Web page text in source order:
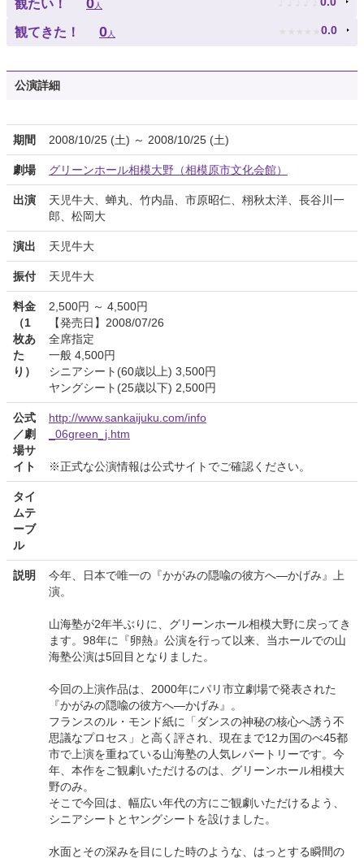
観たい！ 0人
観てきた！ 0人 ★ ★ ★ ★ ★ 0.0
公演詳細
期間 2008/10/25 (土) ～ 2008/10/25 (土)
劇場 グリーンホール相模大野（相模原市文化会館）
出演
天児牛大、蝉丸、竹内晶、市原昭仁、栩秋太洋、長谷川一
郎、松岡大
演出 天児牛大
振付 天児牛大
料金
（1
枚あ
た
り）
2,500円 ～ 4,500円
【発売日】2008/07/26
全席指定
一般 4,500円
シニアシート(60歳以上) 3,500円
ヤングシート(25歳以下) 2,500円
公式
／劇
場サ
イト
http://www.sankaijuku.com/info
_06green_j.htm
※正式な公演情報は公式サイトでご確認ください。
タイ
ムテ
ーブ
ル
説明
今年、日本で唯一の『かがみの隠喩の彼方へ―かげみ』上
演。
山海塾が2年半ぶりに、グリーンホール相模大野に戻ってき
ます。98年に『卵熱』公演を行って以来、当ホールでの山
海塾公演は5回目となりました。
今回の上演作品は、2000年にパリ市立劇場で発表された
『かがみの隠喩の彼方へ―かげみ』。
フランスのル・モンド紙に「ダンスの神秘の核心へ誘う不
思議なプロセス」と高く評され、現在まで12カ国のべ45都
市で上演を重ねている山海塾の人気レパートリーです。今
年、本作をご観劇いただけるのは、グリーンホール相模大
野のみ。
そこで今回は、幅広い年代の方にご観劇いただけるよう、
シニアシートとヤングシートを設けました。
水面とその深みを目にした時のような、はっとする瞬間の